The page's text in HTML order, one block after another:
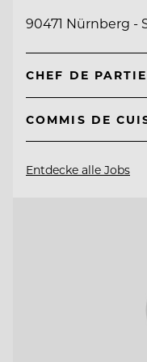
90471 Nürnberg -
CHEF DE
COMMIS DE
Entdecke alle Jobs